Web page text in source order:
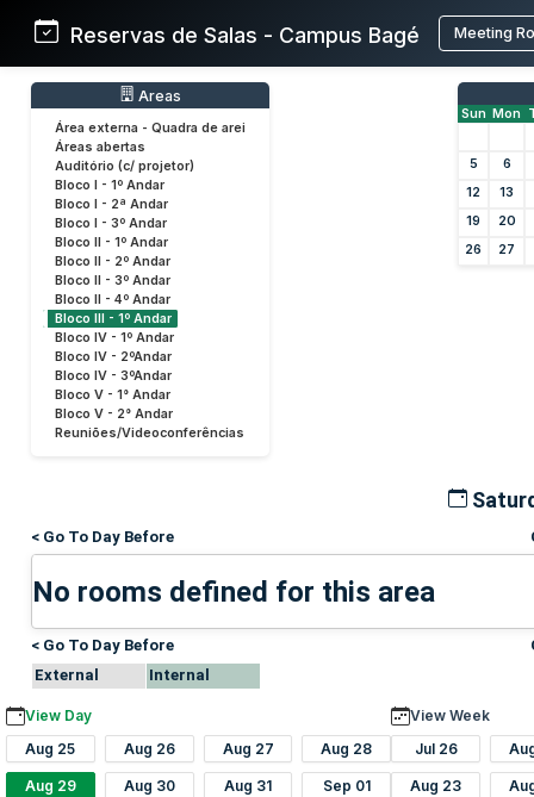
Reservas de Salas - Campus Bagé Meeting
Areas
Área externa - Quadra de arei
Áreas abertas
Auditório (c/ projetor)
Bloco I - 1º Andar
Bloco I - 2ª Andar
Bloco I - 3º Andar
Bloco II - 1º Andar
Bloco II - 2º Andar
Bloco II - 3º Andar
Bloco II - 4º Andar
Bloco III - 1º Andar
Bloco IV - 1º Andar
Bloco IV - 2ºAndar
Bloco IV - 3ºAndar
Bloco V - 1° Andar
Bloco V - 2° Andar
Reuniões/Videoconferências
Sun Mon
5
6
12
13
19
20
26
27
< Go To Day Before
No rooms defined for this area
< Go To Day Before
External
Internal
View Day
Aug 25
Aug 26 Aug 27 Aug 28
Aug 29 Aug 30 Aug 31 Sep 01
View Week
Jul 26
Aug 23